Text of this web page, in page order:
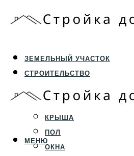
ЗЕМЕЛЬНЫЙ УЧАСТОК
СТРОИТЕЛЬСТВО
ФУНДАМЕНТ И ЦОКОЛЬ
ПЕРЕКРЫТИЯ И СТЕНЫ
КРЫША
ПОЛ
ОКНА
МЕНЮ